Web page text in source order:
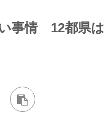
事情 12都県は